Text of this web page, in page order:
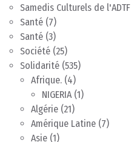
Samedis Culturels de l'ADTF
Santé (7)
Santé (3)
Société (25)
Solidarité (535)
Afrique. (4)
NIGERIA(1)
Algérie (21)
Amérique Latine (7)
Asie (1)